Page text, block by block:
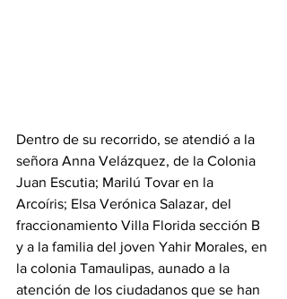
Dentro de su recorrido, se atendió a la
señora Anna Velázquez, de la Colonia
Juan Escutia; Marilú Tovar en la
Arcoíris; Elsa Verónica Salazar, del
fraccionamiento Villa Florida sección B
y a la familia del joven Yahir Morales, en
la colonia Tamaulipas, aunado a la
atención de los ciudadanos que se han